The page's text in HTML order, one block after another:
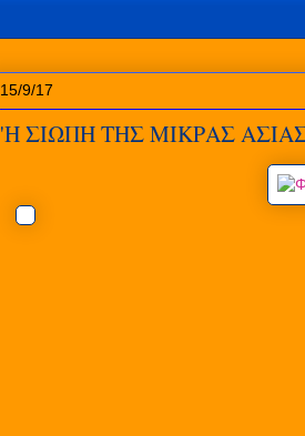
15/9/17
'Η ΣΙΩΠΗ ΤΗΣ ΜΙΚΡΑΣ